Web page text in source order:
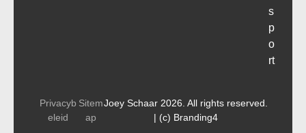
s
p
o
rt
Joey Schaar 2026. All rights reserved.
| (c) Branding4
Privacyb
eleid
Sitem
ap